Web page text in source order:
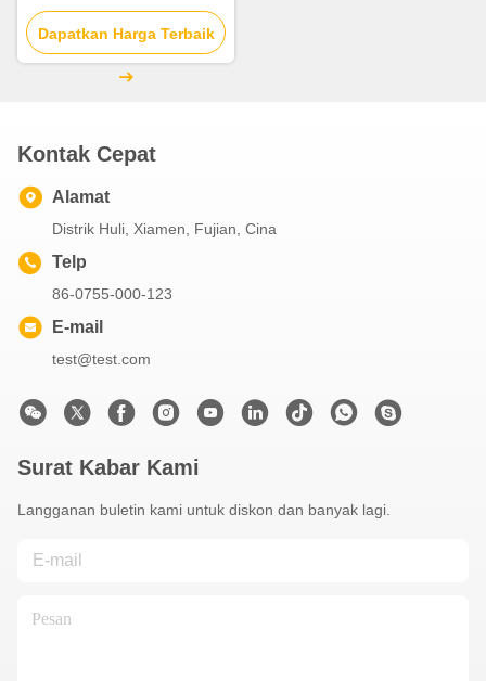
dengan Logo Anda sendiri
untuk pesta dekoratif Natal
Dapatkan Harga Terbaik
Kontak Cepat
Alamat
Distrik Huli, Xiamen, Fujian, Cina
Telp
86-0755-000-123
E-mail
test@test.com
Surat Kabar Kami
Langganan buletin kami untuk diskon dan banyak lagi.